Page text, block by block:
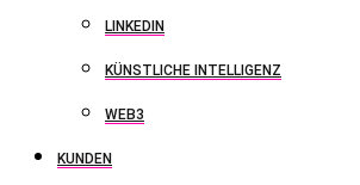
LINKEDIN
KÜNSTLICHE INTELLIGENZ
WEB3
KUNDEN